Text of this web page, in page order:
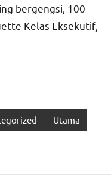
bergengsi, 100
Kelas Eksekutif,
Utama